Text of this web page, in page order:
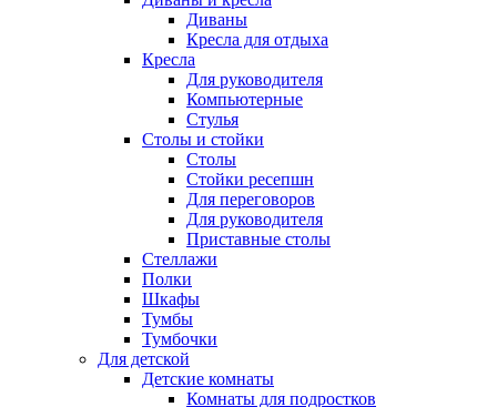
Диваны
Кресла для отдыха
Кресла
Для руководителя
Компьютерные
Стулья
Столы и стойки
Столы
Стойки ресепшн
Для переговоров
Для руководителя
Приставные столы
Стеллажи
Полки
Шкафы
Тумбы
Тумбочки
Для детской
Детские комнаты
Комнаты для подростков